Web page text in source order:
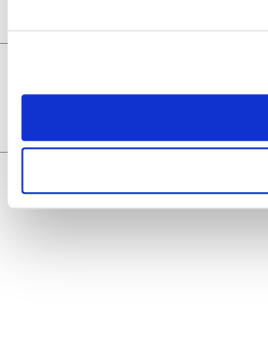
9021 Győr, Baross
az oldal teljes tartalmát